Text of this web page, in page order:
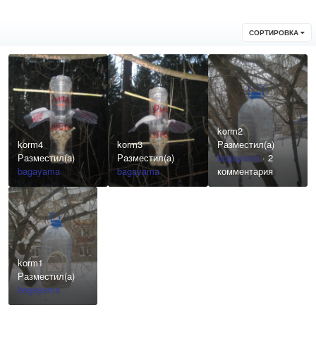
СОРТИРОВКА
korm4
Разместил(а)
bagayama
korm3
Разместил(а)
bagayama
korm2
Разместил(а)
bagayama· 2
комментария
korm1
Разместил(а)
bagayama